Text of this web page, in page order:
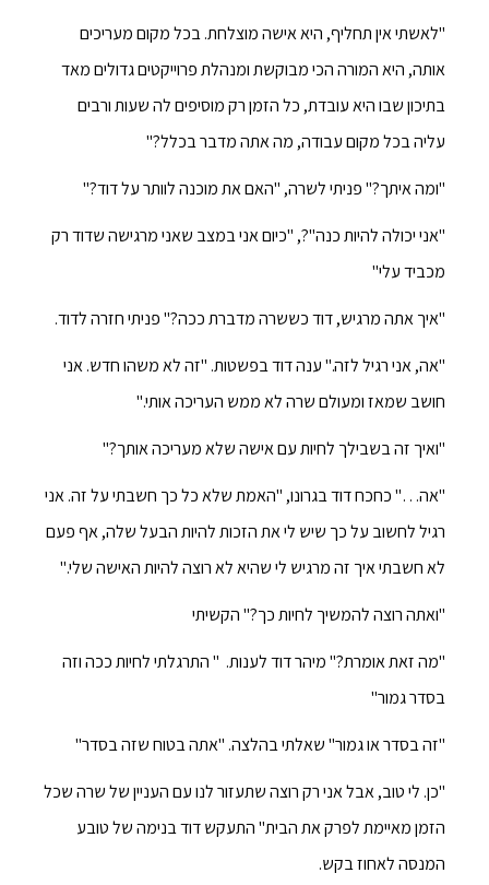
"לאשתי אין תחליף, היא אישה מוצלחת. בכל מקום מעריכים
אותה, היא המורה הכי מבוקשת ומנהלת פרוייקטים גדולים מאד
בתיכון שבו היא עובדת, כל הזמן רק מוסיפים לה שעות ורבים
עליה בכל מקום עבודה, מה אתה מדבר בכלל?"
"ומה איתך?" פניתי לשרה, "האם את מוכנה לוותר על דוד?"
"אני יכולה להיות כנה"?, "כיום אני במצב שאני מרגישה שדוד רק
מכביד עלי"
"איך אתה מרגיש, דוד כששרה מדברת ככה?" פניתי חזרה לדוד.
"אה, אני רגיל לזה." ענה דוד בפשטות. "זה לא משהו חדש. אני
חושב שמאז ומעולם שרה לא ממש העריכה אותי."
"ואיך זה בשבילך לחיות עם אישה שלא מעריכה אותך?"
"אה…" כחכח דוד בגרונו, "האמת שלא כל כך חשבתי על זה. אני
רגיל לחשוב על כך שיש לי את הזכות להיות הבעל שלה, אף פעם
לא חשבתי איך זה מרגיש לי שהיא לא רוצה להיות האישה שלי."
"ואתה רוצה להמשיך לחיות כך?" הקשיתי
"מה זאת אומרת?" מיהר דוד לענות. " התרגלתי לחיות ככה וזה
בסדר גמור"
"זה בסדר או גמור" שאלתי בהלצה. "אתה בטוח שזה בסדר"
"כן. לי טוב, אבל אני רק רוצה שתעזור לנו עם העניין של שרה שכל
הזמן מאיימת לפרק את הבית" התעקש דוד בנימה של טובע
המנסה לאחוז בקש.